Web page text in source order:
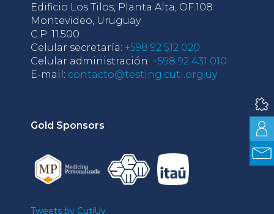
Edificio Los Tilos, Planta Alta, OF.108
Montevideo, Uruguay
C.P: 11.500
Celular secretaría: +598 92 512 020
Celular administración: +598 92 431 010
E-mail: contacto@testing.cuti.org.uy
Gold Sponsors
Tweets by CutiUy